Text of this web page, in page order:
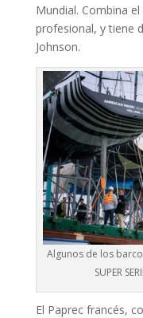
Mundial. Combina
profesional, y tiene
Johnson.
Algunos de los
SUPER
El Paprec francés,